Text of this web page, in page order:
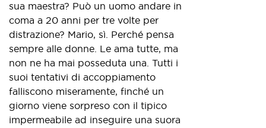
sua maestra? Può un uomo andare in
coma a 20 anni per tre volte per
distrazione? Mario, sì. Perché pensa
sempre alle donne. Le ama tutte, ma
non ne ha mai posseduta una. Tutti i
suoi tentativi di accoppiamento
falliscono miseramente, finché un
giorno viene sorpreso con il tipico
impermeabile ad inseguire una suora